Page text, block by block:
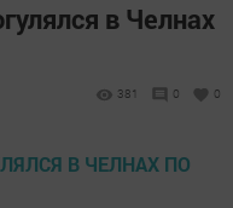
в Челнах
381 0 0